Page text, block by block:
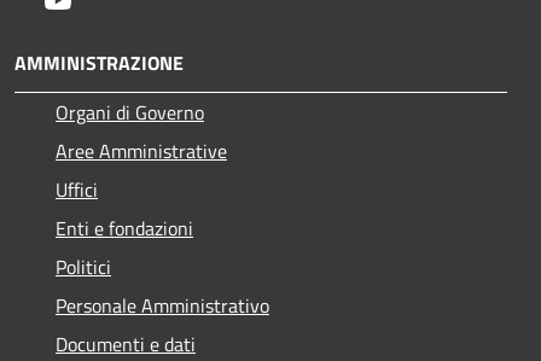
AMMINISTRAZIONE
Organi di Governo
Aree Amministrative
Uffici
Enti e fondazioni
Politici
Personale Amministrativo
Documenti e dati